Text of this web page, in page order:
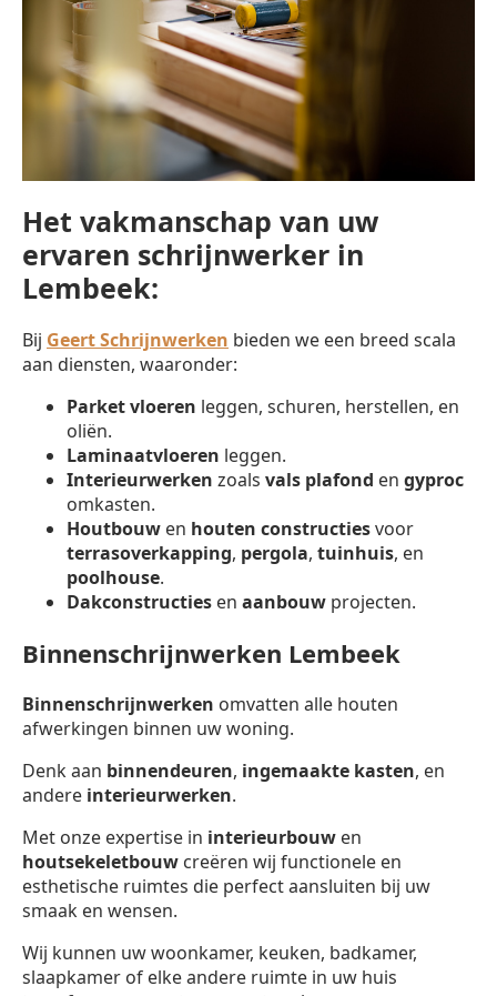
Het vakmanschap van uw
ervaren schrijnwerker in
Lembeek:
Bij Geert Schrijnwerken bieden we een breed scala
aan diensten, waaronder:
Parket vloeren leggen, schuren, herstellen, en
oliën.
Laminaatvloeren leggen.
Interieurwerken zoals vals plafond en gyproc
omkasten.
Houtbouw en houten constructiesvoor
terrasoverkapping, pergola, tuinhuis, en
poolhouse.
Dakconstructies en aanbouw projecten.
Binnenschrijnwerken Lembeek
Binnenschrijnwerken omvatten alle houten
afwerkingen binnen uw woning.
Denk aan binnendeuren, ingemaakte kasten, en
andere interieurwerken.
Met onze expertise in interieurbouw en
houtsekeletbouw creëren wij functionele en
esthetische ruimtes die perfect aansluiten bij uw
smaak en wensen.
Wij kunnen uw woonkamer, keuken, badkamer,
slaapkamer of elke andere ruimte in uw huis